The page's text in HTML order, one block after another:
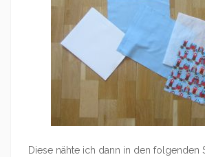
Diese nähte ich dann in den folgenden